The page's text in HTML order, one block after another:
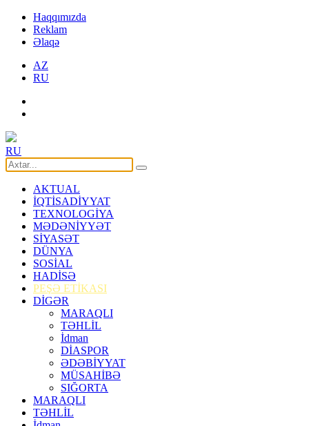
Haqqımızda
Reklam
Əlaqə
AZ
RU
RU
AKTUAL
İQTİSADİYYAT
TEXNOLOGİYA
MƏDƏNİYYƏT
SİYASƏT
DÜNYA
SOSİAL
HADİSƏ
PEŞƏ ETİKASI
DİGƏR
MARAQLI
TƏHLİL
İdman
DİASPOR
ƏDƏBİYYAT
MÜSAHİBƏ
SIĞORTA
MARAQLI
TƏHLİL